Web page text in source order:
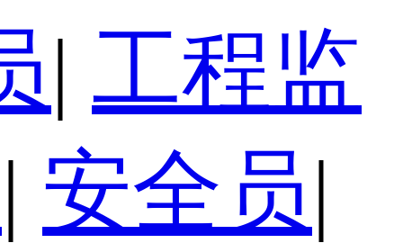
| 工程监
| 安全员|